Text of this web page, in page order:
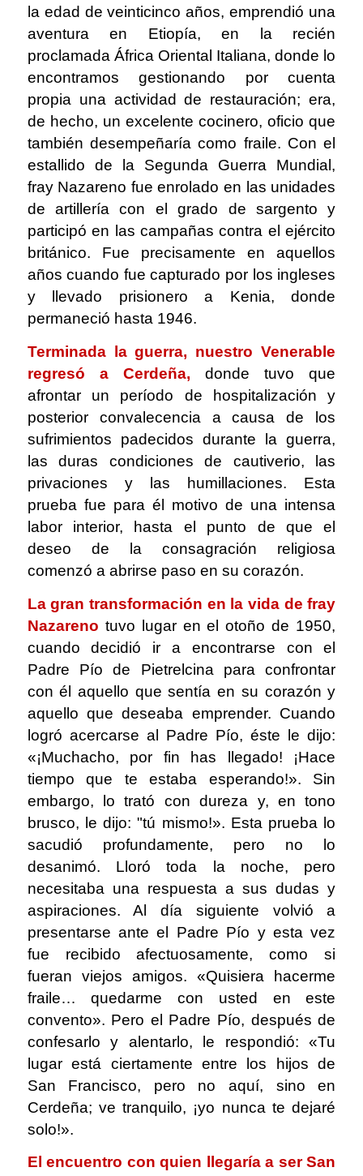
la edad de veinticinco años, emprendió una
aventura en Etiopía, en la recién
proclamada África Oriental Italiana, donde lo
encontramos gestionando por cuenta
propia una actividad de restauración; era,
de hecho, un excelente cocinero, oficio que
también desempeñaría como fraile. Con el
estallido de la Segunda Guerra Mundial,
fray Nazareno fue enrolado en las unidades
de artillería con el grado de sargento y
participó en las campañas contra el ejército
británico. Fue precisamente en aquellos
años cuando fue capturado por los ingleses
y llevado prisionero a Kenia, donde
permaneció hasta 1946.
Terminada la guerra, nuestro Venerable
regresó a Cerdeña, donde tuvo que
afrontar un período de hospitalización y
posterior convalecencia a causa de los
sufrimientos padecidos durante la guerra,
las duras condiciones de cautiverio, las
privaciones y las humillaciones. Esta
prueba fue para él motivo de una intensa
labor interior, hasta el punto de que el
deseo de la consagración religiosa
comenzó a abrirse paso en su corazón.
La gran transformación en la vida de fray
Nazareno tuvo lugar en el otoño de 1950,
cuando decidió ir a encontrarse con el
Padre Pío de Pietrelcina para confrontar
con él aquello que sentía en su corazón y
aquello que deseaba emprender. Cuando
logró acercarse al Padre Pío, éste le dijo:
«¡Muchacho, por fin has llegado! ¡Hace
tiempo que te estaba esperando!». Sin
embargo, lo trató con dureza y, en tono
brusco, le dijo: "tú mismo!». Esta prueba lo
sacudió profundamente, pero no lo
desanimó. Lloró toda la noche, pero
necesitaba una respuesta a sus dudas y
aspiraciones. Al día siguiente volvió a
presentarse ante el Padre Pío y esta vez
fue recibido afectuosamente, como si
fueran viejos amigos. «Quisiera hacerme
fraile… quedarme con usted en este
convento». Pero el Padre Pío, después de
confesarlo y alentarlo, le respondió: «Tu
lugar está ciertamente entre los hijos de
San Francisco, pero no aquí, sino en
Cerdeña; ve tranquilo, ¡yo nunca te dejaré
solo!».
El encuentro con quien llegaría a ser San